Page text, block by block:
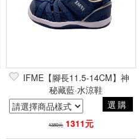
IFME【腳長11.5-14CM】神
秘藏藍·水涼鞋
選購
1380元 1311元